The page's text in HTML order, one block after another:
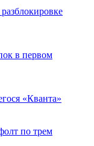
в первом
«Кванта»
по трем